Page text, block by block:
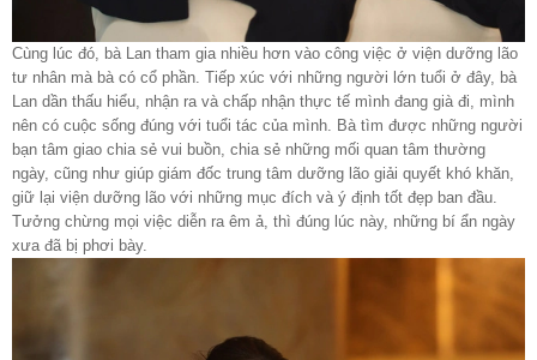
Cùng lúc đó, bà Lan tham gia nhiều hơn vào công việc ở viện dưỡng lão
tư nhân mà bà có cổ phần. Tiếp xúc với những người lớn tuổi ở đây, bà
Lan dần thấu hiểu, nhận ra và chấp nhận thực tế mình đang già đi, mình
nên có cuộc sống đúng với tuổi tác của mình. Bà tìm được những người
bạn tâm giao chia sẻ vui buồn, chia sẻ những mối quan tâm thường
ngày, cũng như giúp giám đốc trung tâm dưỡng lão giải quyết khó khăn,
giữ lại viện dưỡng lão với những mục đích và ý định tốt đẹp ban đầu.
Tưởng chừng mọi việc diễn ra êm ả, thì đúng lúc này, những bí ẩn ngày
xưa đã bị phơi bày.